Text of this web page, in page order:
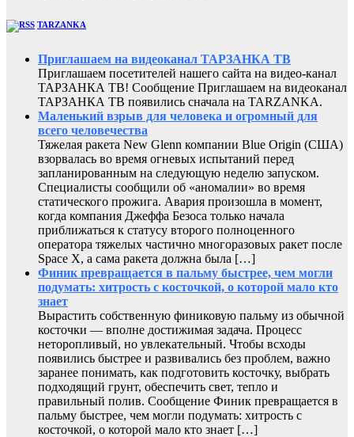
TARZANKA
Приглашаем на видеоканал ТАРЗАНКА ТВ
Приглашаем посетителей нашего сайта на видео-канал
ТАРЗАНКА ТВ! Сообщение Приглашаем на видеоканал
ТАРЗАНКА ТВ появились сначала на TARZANKA.
Маленький взрыв для человека и огромный для
всего человечества
Тяжелая ракета New Glenn компании Blue Origin (США)
взорвалась во время огневых испытаний перед
запланированным на следующую неделю запуском.
Специалисты сообщили об «аномалии» во время
статического прожига. Авария произошла в момент,
когда компания Джеффа Безоса только начала
приближаться к статусу второго полноценного
оператора тяжелых частично многоразовых ракет после
Space X, а сама ракета должна была […]
Финик превращается в пальму быстрее, чем могли
подумать: хитрость с косточкой, о которой мало кто
знает
Вырастить собственную финиковую пальму из обычной
косточки — вполне достижимая задача. Процесс
неторопливый, но увлекательный. Чтобы всходы
появились быстрее и развивались без проблем, важно
заранее понимать, как подготовить косточку, выбрать
подходящий грунт, обеспечить свет, тепло и
правильный полив. Сообщение Финик превращается в
пальму быстрее, чем могли подумать: хитрость с
косточкой, о которой мало кто знает […]